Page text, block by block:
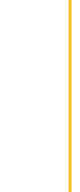
oder tragen
bietet
belastende
überwinden. Sie
der
in Frage, wenn
Jugendlichen
Heimgruppe